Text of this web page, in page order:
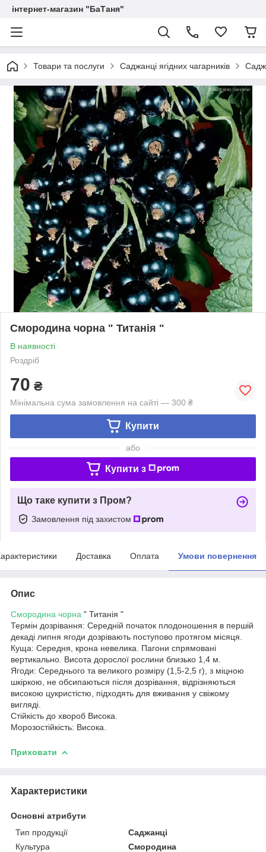
інтернет-магазин "БаТаня"
Товари та послуги Саджанці ягідних чагарників
Смородина чорна " Титанія "
В наявності
Роздріб
70 ₴
Мінімальна сума замовлення на сайті — 300 ₴
Купити
або
Купити з
Що таке купити з Пром?
Замовлення під захистом
Доставка Оплата Умови повернення
Опис
Смородина чорна " Титанія "
Термін дозрівання: Середній початок плодоношення в першій
декаді липня ягоди дозрівають поступово протягом місяця.
Куща: Середня, крона невелика. Пагони спрямовані
вертикально. Висота дорослої рослини близько 1,4 м.
Ягоди: Середнього та великого розміру (1,5-2,5 г), з міцною
шкіркою, не обсипаються після дозрівання, відрізняються
високою цукристістю, підходять для вживання у свіжому
вигляді.
Стійкість до хвороб Висока.
Морозостійкість: Висока.
Приховати
Характеристики
Основні атрибути
Тип продукції
Саджанці
Культура
Смородина